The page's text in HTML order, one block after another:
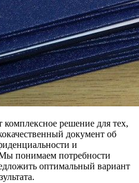
решение для тех,
документ об
и
понимаем потребности
оптимальный вариант